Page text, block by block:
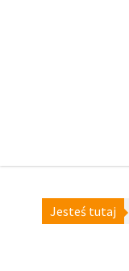
Jesteś tutaj